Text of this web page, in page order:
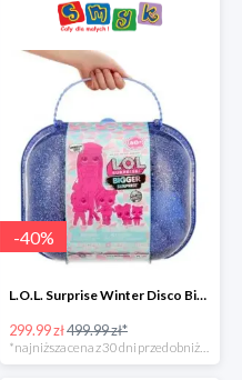
-40%
L.O.L. Surprise Winter Disco Bigger Surprise Zestaw laleczek w walizce -40%
299.99 zł499.99 zł*